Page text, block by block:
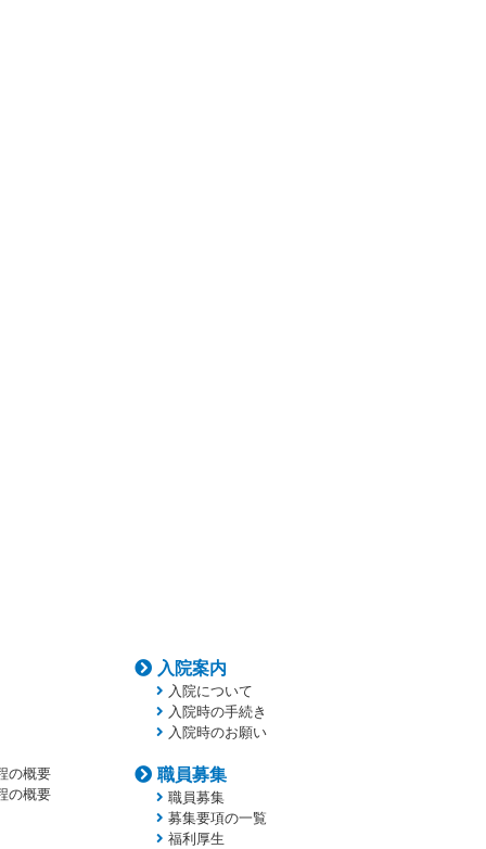
の概要
の概要
入院案内
入院について
入院時の手続き
入院時のお願い
職員募集
職員募集
募集要項の一覧
福利厚生